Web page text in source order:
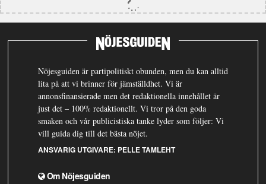
Nöjesguiden är partipolitiskt obunden, men du kan alltid
lita på att vi brinner för jämställdhet. Vi är
annonsfinansierade men det redaktionella innehållet är
just det – 100% redaktionellt. Vi tror på den goda
smaken och vår publicistiska tanke lyder som följer: Vi
vill guida dig till det bästa nöjet.
ANSVARIG UTGIVARE: PELLE TAMLEHT
Om Nöjesguiden